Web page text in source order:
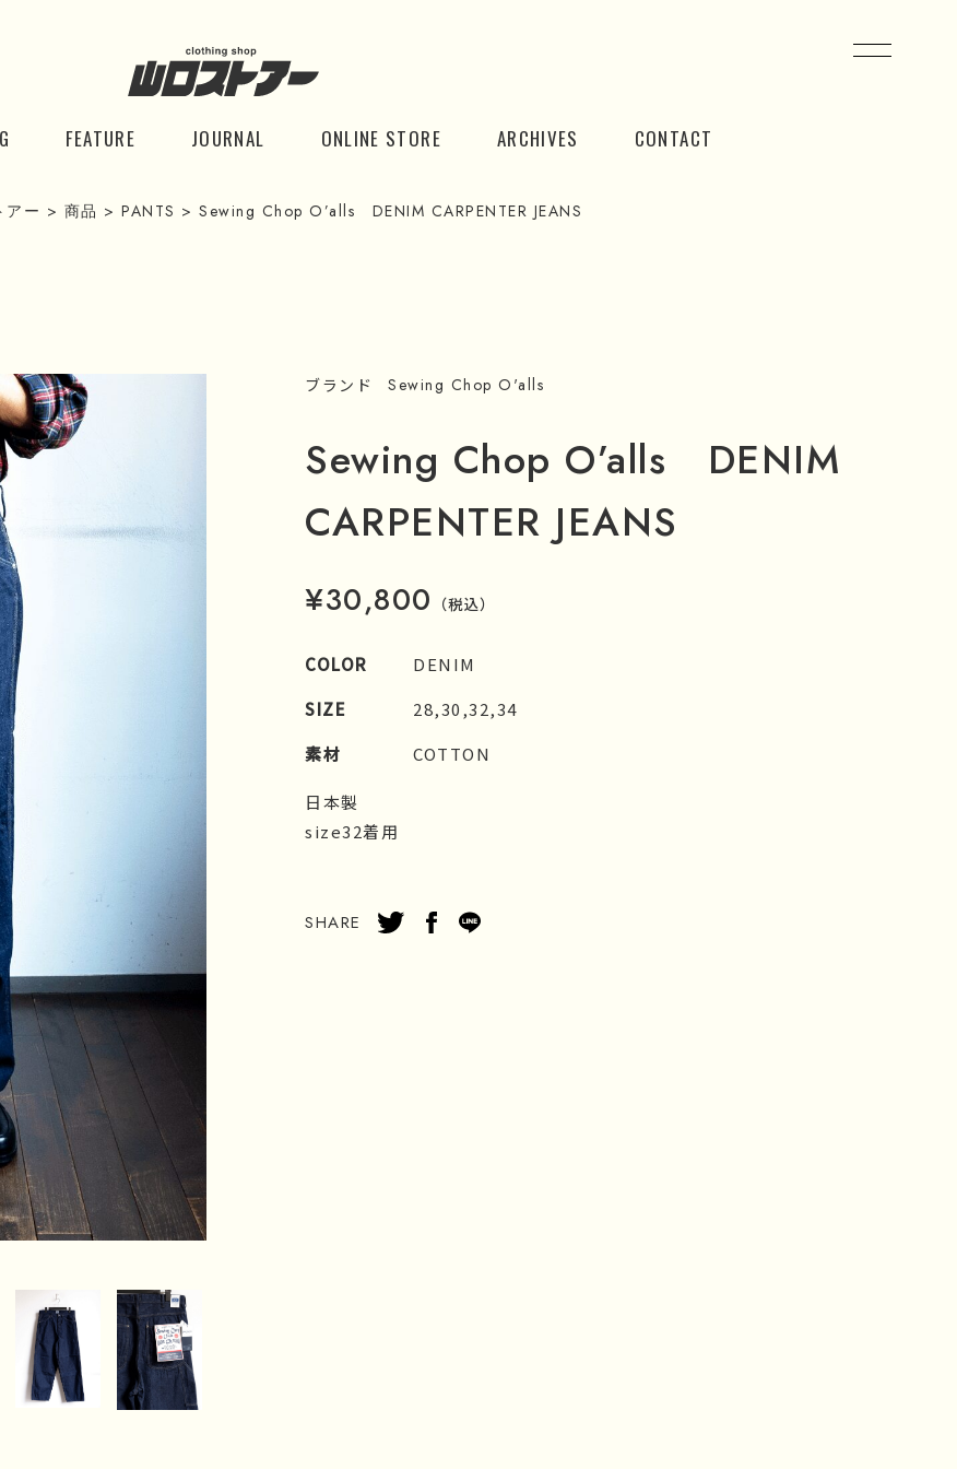
FEATURE JOURNAL ONLINE STORE ARCHIVES CONTACT
アー > 商品 > PANTS > Sewing Chop O’alls DENIM CARPENTER JEANS
ブランド Sewing Chop O'alls
Sewing Chop O’alls DENIM
CARPENTER JEANS
¥30,800 （税込）
COLOR
DENIM
SIZE
28,30,32,34
素材
COTTON
日本製
size32着用
SHARE